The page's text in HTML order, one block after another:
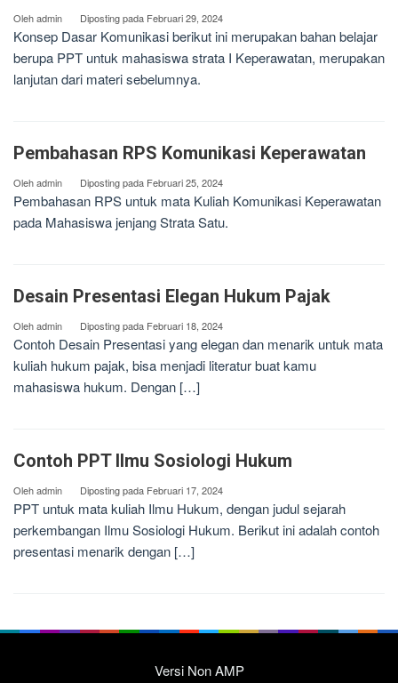
Olehadmin Diposting pada Februari 29, 2024
Konsep Dasar Komunikasi berikut ini merupakan bahan belajar
berupa PPT untuk mahasiswa strata I Keperawatan, merupakan
lanjutan dari materi sebelumnya.
Pembahasan RPS Komunikasi Keperawatan
Olehadmin Diposting pada Februari 25, 2024
Pembahasan RPS untuk mata Kuliah Komunikasi Keperawatan
pada Mahasiswa jenjang Strata Satu.
Desain Presentasi Elegan Hukum Pajak
Olehadmin Diposting pada Februari 18, 2024
Contoh Desain Presentasi yang elegan dan menarik untuk mata
kuliah hukum pajak, bisa menjadi literatur buat kamu
mahasiswa hukum. Dengan […]
Contoh PPT Ilmu Sosiologi Hukum
Olehadmin Diposting pada Februari 17, 2024
PPT untuk mata kuliah Ilmu Hukum, dengan judul sejarah
perkembangan Ilmu Sosiologi Hukum. Berikut ini adalah contoh
presentasi menarik dengan […]
Versi Non AMP